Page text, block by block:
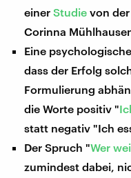
einerStudie von
Corinna
Eine
dass der Erfolg
Formulierung
die Worte positiv "
statt negativ "Ich
Der Spruch "Wer
zumindest dabei,